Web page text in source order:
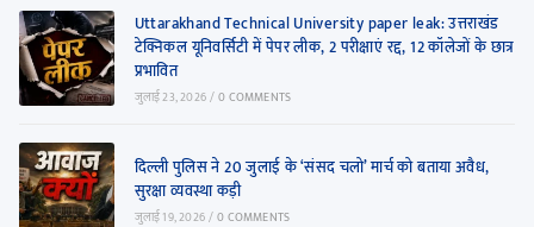
Uttarakhand Technical University paper leak: उत्तराखंड
टेक्निकल यूनिवर्सिटी में पेपर लीक, 2 परीक्षाएं रद्द, 12 कॉलेजों के छात्र
प्रभावित
जुलाई 23, 2026/0 COMMENTS
दिल्ली पुलिस ने 20 जुलाई के ‘संसद चलो’ मार्च को बताया अवैध,
सुरक्षा व्यवस्था कड़ी
जुलाई 19, 2026/0 COMMENTS